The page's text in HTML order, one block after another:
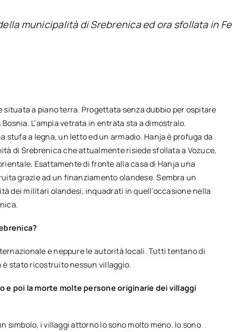
municipalità di Srebrenica ed ora sfollata in
situata a piano terra. Progettata senza dubbio per ospitare
L’ampia vetrata in entrata sta a dimostralo.
stufa a legna, un letto ed un armadio. Hanja è profuga da
di Srebrenica che attualmente risiede sfollata a Vozuce,
Esattamente di fronte alla casa di Hanja una
grazie ad un finanziamento olandese. Sembra un
dei militari olandesi, inquadrati in quell’occasione nella
e neppure le autorità locali. Tutti tentano di
stato ricostruito nessun villaggio.
e poi la morte molte persone originarie dei villaggi
simbolo, i villaggi attorno lo sono molto meno. Io sono